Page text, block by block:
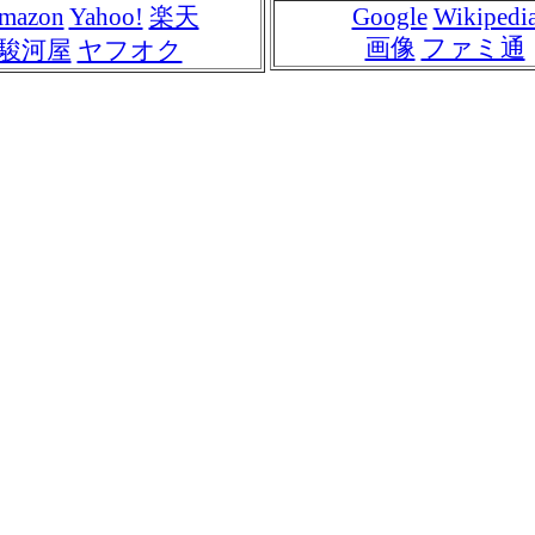
Yahoo! 楽天
河屋 ヤフオク
Google
画像 ファミ通